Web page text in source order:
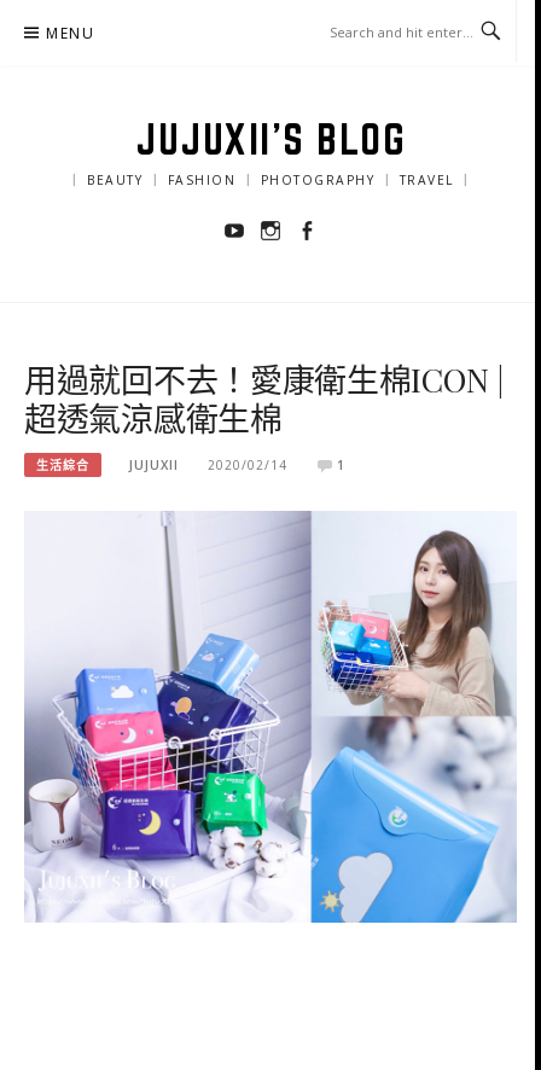
MENU
JUJUXII'S BLOG
｜ BEAUTY ｜ FASHION ｜ PHOTOGRAPHY ｜ TRAVEL ｜
YoutubeInstagram
用過就回不去！愛康衛生棉ICON |
超透氣涼感衛生棉
生活綜合 JUJUXII 2020/02/14 1